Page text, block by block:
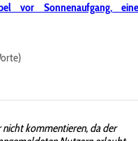
vor Sonnenaufgang, eine
kommentieren, da der